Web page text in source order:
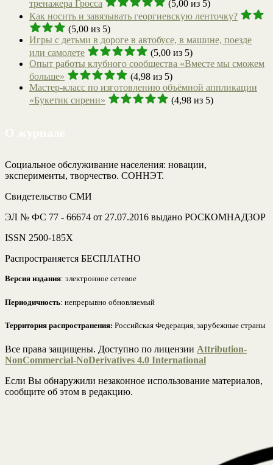
тренажера Гросса
(5,00 из 5)
Как носить и завязывать георгиевскую ленточку?
(5,00 из 5)
Игры с детьми в дороге в автобусе, в машине, поезде
или самолете
(5,00 из 5)
Опыт работы клубного сообщества «Вместе мы сможем
больше»
(4,98 из 5)
Мастер-класс по изготовлению объёмной аппликации
«Букетик сирени»
(4,98 из 5)
Социальное обслуживание населения: новации,
эксперименты, творчество. СОННЭТ.
Свидетельство СМИ
ЭЛ № ФС 77 - 66674 от 27.07.2016 выдано РОСКОМНАДЗОР
ISSN 2500-185Х
Распространяется БЕСПЛАТНО
Версия издания: электронное сетевое
Периодичность: непрерывно обновляемый
Территория распространения: Российская Федерация, зарубежные страны
Все права защищены. Доступно по лицензии Attribution-
NonCommercial-NoDerivatives 4.0 International
Если Вы обнаружили незаконное использование материалов,
сообщите об этом в редакцию.